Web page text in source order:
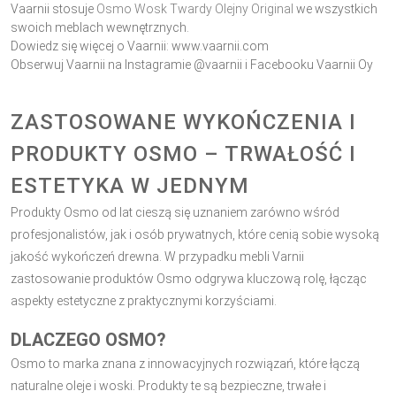
Vaarnii stosuje Osmo Wosk Twardy Olejny Original we wszystkich
swoich meblach wewnętrznych.
Dowiedz się więcej o Vaarnii: www.vaarnii.com
Obserwuj Vaarnii na Instagramie @vaarnii i Facebooku Vaarnii Oy
ZASTOSOWANE WYKOŃCZENIA I
PRODUKTY OSMO – TRWAŁOŚĆ I
ESTETYKA W JEDNYM
Produkty Osmo od lat cieszą się uznaniem zarówno wśród
profesjonalistów, jak i osób prywatnych, które cenią sobie wysoką
jakość wykończeń drewna. W przypadku mebli Varnii
zastosowanie produktów Osmo odgrywa kluczową rolę, łącząc
aspekty estetyczne z praktycznymi korzyściami.
DLACZEGO OSMO?
Osmo to marka znana z innowacyjnych rozwiązań, które łączą
naturalne oleje i woski. Produkty te są bezpieczne, trwałe i